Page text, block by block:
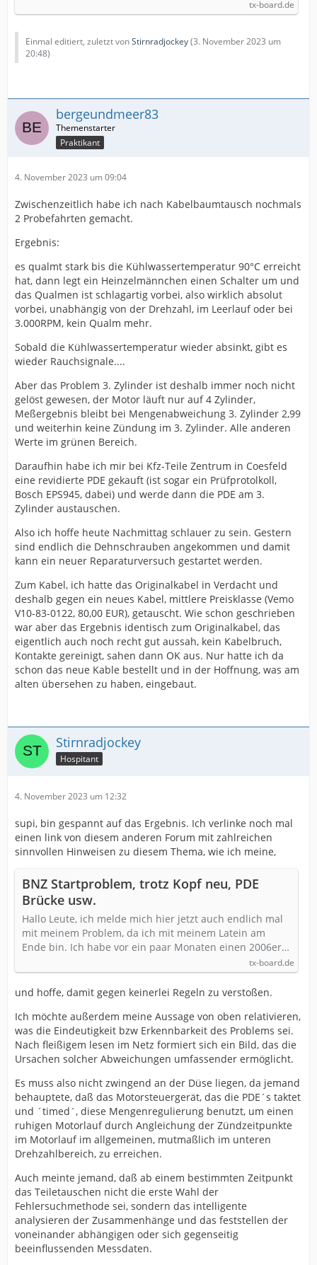
tx-board.de
Einmal editiert, zuletzt vonStirnradjockey(3. November 2023 um
20:48)
bergeundmeer83
Praktikant
4. November 2023 um 09:04
Zwischenzeitlich habe ich nach Kabelbaumtausch nochmals
2 Probefahrten gemacht.
Ergebnis:
es qualmt stark bis die Kühlwassertemperatur 90°C erreicht
hat, dann legt ein Heinzelmännchen einen Schalter um und
das Qualmen ist schlagartig vorbei, also wirklich absolut
vorbei, unabhängig von der Drehzahl, im Leerlauf oder bei
3.000RPM, kein Qualm mehr.
Sobald die Kühlwassertemperatur wieder absinkt, gibt es
wieder Rauchsignale....
Aber das Problem 3. Zylinder ist deshalb immer noch nicht
gelöst gewesen, der Motor läuft nur auf 4 Zylinder,
Meßergebnis bleibt bei Mengenabweichung 3. Zylinder 2,99
und weiterhin keine Zündung im 3. Zylinder. Alle anderen
Werte im grünen Bereich.
Daraufhin habe ich mir bei Kfz-Teile Zentrum in Coesfeld
eine revidierte PDE gekauft (ist sogar ein Prüfprotolkoll,
Bosch EPS945, dabei) und werde dann die PDE am 3.
Zylinder austauschen.
Also ich hoffe heute Nachmittag schlauer zu sein. Gestern
sind endlich die Dehnschrauben angekommen und damit
kann ein neuer Reparaturversuch gestartet werden.
Zum Kabel, ich hatte das Originalkabel in Verdacht und
deshalb gegen ein neues Kabel, mittlere Preisklasse (Vemo
V10-83-0122, 80,00 EUR), getauscht. Wie schon geschrieben
war aber das Ergebnis identisch zum Originalkabel, das
eigentlich auch noch recht gut aussah, kein Kabelbruch,
Kontakte gereinigt, sahen dann OK aus. Nur hatte ich da
schon das neue Kable bestellt und in der Hoffnung, was am
alten übersehen zu haben, eingebaut.
Stirnradjockey
Hospitant
4. November 2023 um 12:32
supi, bin gespannt auf das Ergebnis. Ich verlinke noch mal
einen link von diesem anderen Forum mit zahlreichen
sinnvollen Hinweisen zu diesem Thema, wie ich meine,
BNZ Startproblem, trotz Kopf neu, PDE
Brücke usw.
Hallo Leute, ich melde mich hier jetzt auch endlich mal
mit meinem Problem, da ich mit meinem Latein am
Ende bin. Ich habe vor ein paar Monaten einen 2006er…
tx-board.de
und hoffe, damit gegen keinerlei Regeln zu verstoßen.
Ich möchte außerdem meine Aussage von oben relativieren,
was die Eindeutigkeit bzw Erkennbarkeit des Problems sei.
Nach fleißigem lesen im Netz formiert sich ein Bild, das die
Ursachen solcher Abweichungen umfassender ermöglicht.
Es muss also nicht zwingend an der Düse liegen, da jemand
behauptete, daß das Motorsteuergerät, das die PDE´s taktet
und ´timed´, diese Mengenregulierung benutzt, um einen
ruhigen Motorlauf durch Angleichung der Zündzeitpunkte
im Motorlauf im allgemeinen, mutmaßlich im unteren
Drehzahlbereich, zu erreichen.
Auch meinte jemand, daß ab einem bestimmten Zeitpunkt
das Teiletauschen nicht die erste Wahl der
Fehlersuchmethode sei, sondern das intelligente
analysieren der Zusammenhänge und das feststellen der
voneinander abhängigen oder sich gegenseitig
beeinflussenden Messdaten.